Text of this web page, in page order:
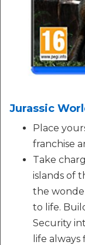
Jurassic
Place
franchise
Take
islands of
the
to life.
Security
life always